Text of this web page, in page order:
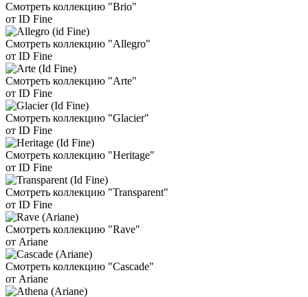
Смотреть коллекцию "Brio"
от ID Fine
Смотреть коллекцию "Allegro"
от ID Fine
Смотреть коллекцию "Arte"
от ID Fine
Смотреть коллекцию "Glacier"
от ID Fine
Смотреть коллекцию "Heritage"
от ID Fine
Смотреть коллекцию "Transparent"
от ID Fine
Смотреть коллекцию "Rave"
от Ariane
Смотреть коллекцию "Cascade"
от Ariane